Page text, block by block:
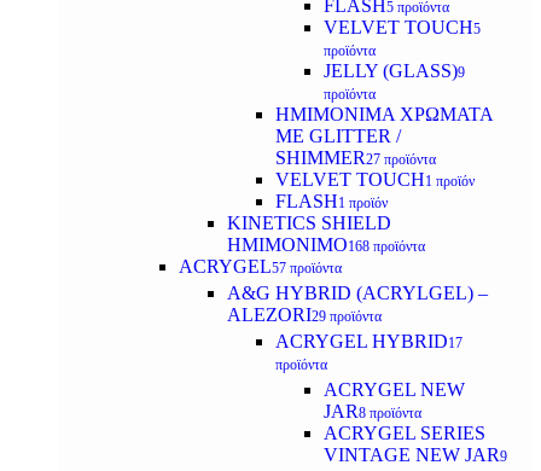
FLASH5 προϊόντα
VELVET TOUCH5
προϊόντα
JELLY (GLASS)9
προϊόντα
ΗΜΙΜΟΝΙΜA ΧΡΩΜΑΤΑ
ΜΕ GLITTER /
SHIMMER27 προϊόντα
VELVET TOUCH1 προϊόν
FLASH1 προϊόν
KINETICS SHIELD
ΗΜΙΜΟΝΙΜΟ168 προϊόντα
ACRYGEL57 προϊόντα
A&G HYBRID (ACRYLGEL) –
ALEZORI29 προϊόντα
ACRYGEL HYBRID17
προϊόντα
ACRYGEL NEW
JAR8 προϊόντα
ACRYGEL SERIES
VINTAGE NEW JAR9